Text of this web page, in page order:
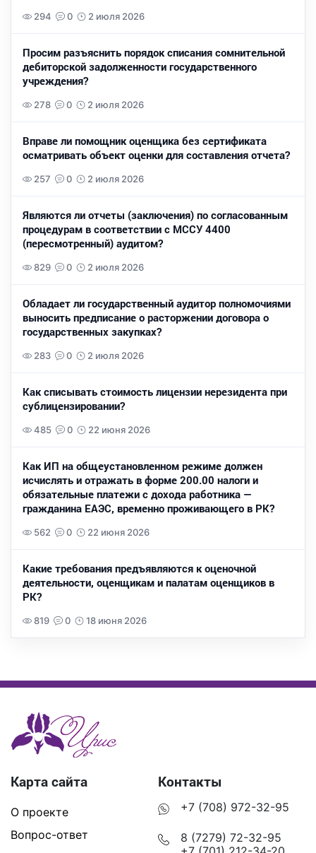
294 0 2 июля 2026
Просим разъяснить порядок списания сомнительной
дебиторской задолженности государственного
учреждения?
278 0 2 июля 2026
Вправе ли помощник оценщика без сертификата
осматривать объект оценки для составления отчета?
257 0 2 июля 2026
Являются ли отчеты (заключения) по согласованным
процедурам в соответствии с МССУ 4400
(пересмотренный) аудитом?
829 0 2 июля 2026
Обладает ли государственный аудитор полномочиями
выносить предписание о расторжении договора о
государственных закупках?
283 0 2 июля 2026
Как списывать стоимость лицензии нерезидента при
сублицензировании?
485 0 22 июня 2026
Как ИП на общеустановленном режиме должен
исчислять и отражать в форме 200.00 налоги и
обязательные платежи с дохода работника —
гражданина ЕАЭС, временно проживающего в РК?
562 0 22 июня 2026
Какие требования предъявляются к оценочной
деятельности, оценщикам и палатам оценщиков в
РК?
819 0 18 июня 2026
Карта сайта
О проекте
Вопрос-ответ
Контакты
+7 (708) 972-32-95
8 (7279) 72-32-95